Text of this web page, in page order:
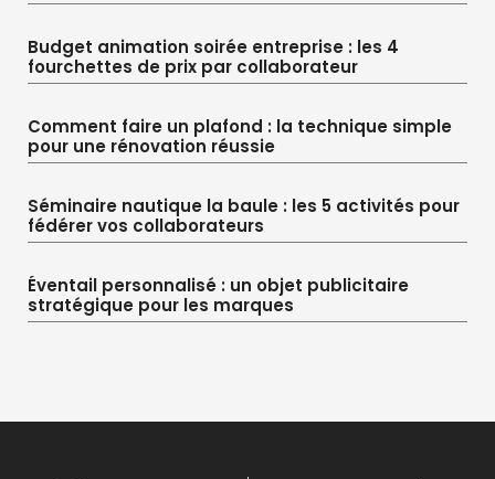
Budget animation soirée entreprise : les 4
fourchettes de prix par collaborateur
Comment faire un plafond : la technique simple
pour une rénovation réussie
Séminaire nautique la baule : les 5 activités pour
fédérer vos collaborateurs
Éventail personnalisé : un objet publicitaire
stratégique pour les marques